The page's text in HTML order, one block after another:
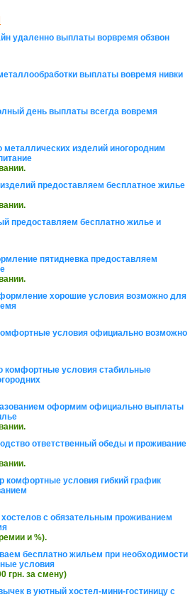
удаленно выплаты ворвремя обзвон
выплаты вовремя нивки
день выплаты всегда вовремя
металлических изделий иногородним
предоставляем бесплатное жилье
предоставляем бесплатно жилье и
пятидневка предоставляем
хорошие условия возможно для
условия официально возможно
комфортные условия стабильные
оформим официально выплаты
ответственный обеды и проживание
комфортные условия гибкий график
с обязательным проживанием
и %).
бесплатно жильем при необходимости
условия
грн. за смену)
в уютный хостел-мини-гостиницу с